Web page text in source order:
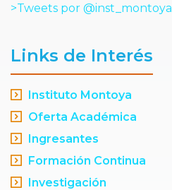
>Tweets por @inst_montoya
Links de Interés
Instituto Montoya
Oferta Académica
Ingresantes
Formación Continua
Investigación